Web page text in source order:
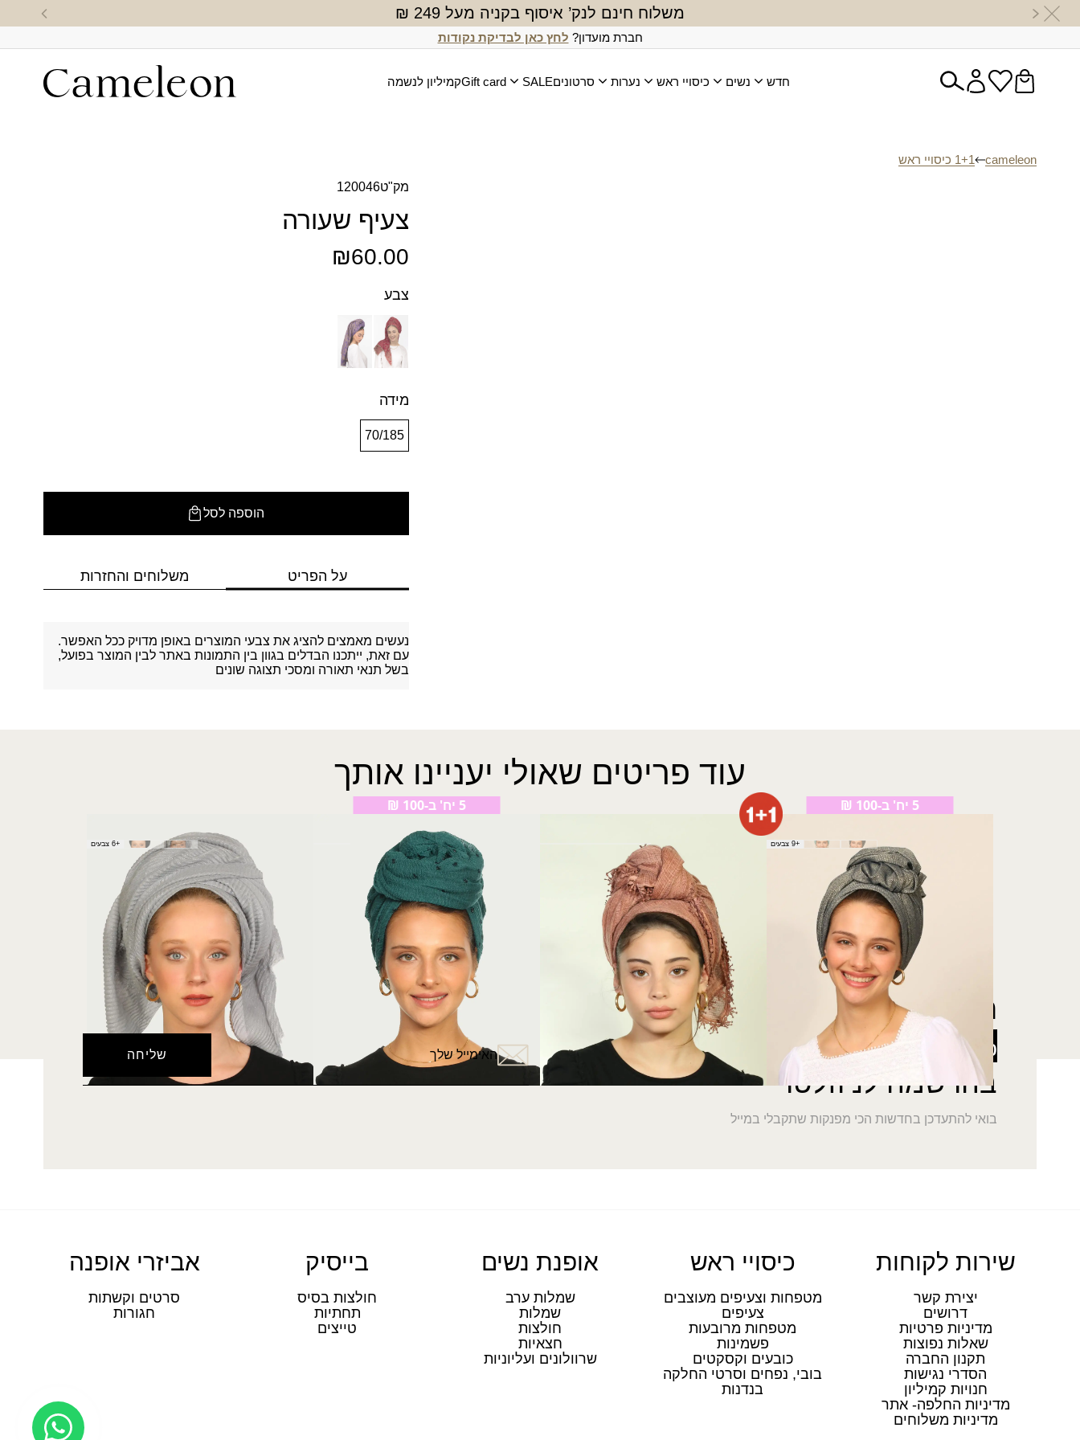
משלוח חינם לנק’ איסוף בקניה מעל 249 ₪
חברת מועדון? לחץ כאן לבדיקת נקודות
חדש נשים כיסויי ראש נערות סרטוניםSALE
Gift cardקמיליון לנשמה
cameleon
1+1 כיסויי ראש
מק"ט120046
צעיף שעורה
₪60.00
צבע
מידה
70/185
הוספה לסל
על הפריט משלוחים והחזרות
נעשים מאמצים להציג את צבעי המוצרים באופן מדויק ככל האפשר.
עם זאת, ייתכנו הבדלים בגוון בין התמונות באתר לבין המוצר בפועל,
בשל תנאי תאורה ומסכי תצוגה שונים
עוד פריטים שאולי יעניינו אותך
5 יח' ב-100 ₪
+9 צבעים
צעיף גולן
60.00
5 יח' ב-100 ₪
צעיף נטופה
מטפחת אסתר
+6 צבעים
רוצה להתעדכן לפני כולן?
5% הנחה
על כל האתר
בהרשמה לניוזלטר
בואי להתעדכן בחדשות הכי מפנקות שתקבלי במייל
האימייל שלך
שירות לקוחות
יצירת קשר
דרושים
מדיניות פרטיות
שאלות נפוצות
תקנון החברה
הסדרי נגישות
חנויות קמיליון
מדיניות החלפה- אתר
מדיניות משלוחים
כיסויי ראש
מטפחות וצעיפים מעוצבים
צעיפים
מטפחות מרובעות
פשמינות
כובעים וקסקטים
בובי, נפחים וסרטי החלקה
בנדנות
אופנת נשים
שמלות ערב
שמלות
חולצות
חצאיות
שרוולונים ועליוניות
בייסיק
חולצות בסיס
תחתיות
טייצים
אביזרי אופנה
סרטים וקשתות
חגורות